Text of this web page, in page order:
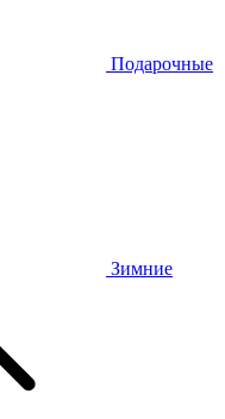
Подарочные
Зимние